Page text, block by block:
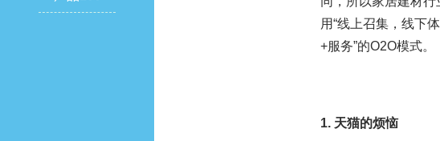
用“线上召集，线下
+服务”的O2O模式。
1. 天猫的烦恼